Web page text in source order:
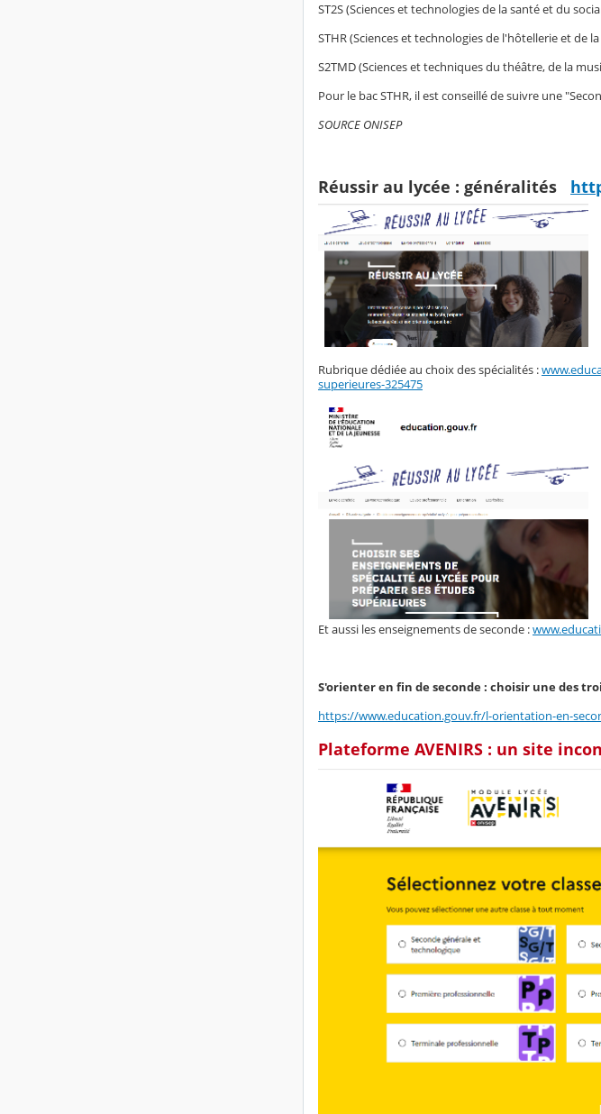
ST2S (Sciences et technologies de la santé et du
STHR (Sciences et technologies de l'hôtellerie et de
S2TMD (Sciences et techniques du théâtre, de la
Pour le bac STHR, il est conseillé de suivre une
SOURCE ONISEP
Réussir au lycée : généralités
Rubrique dédiée au choix des spécialités :
superieures-325475
Et aussi les enseignements de seconde :
S'orienter en fin de seconde : choisir une des
https://www.education.gouv.fr/l-orientation-en-
Plateforme AVENIRS : un site